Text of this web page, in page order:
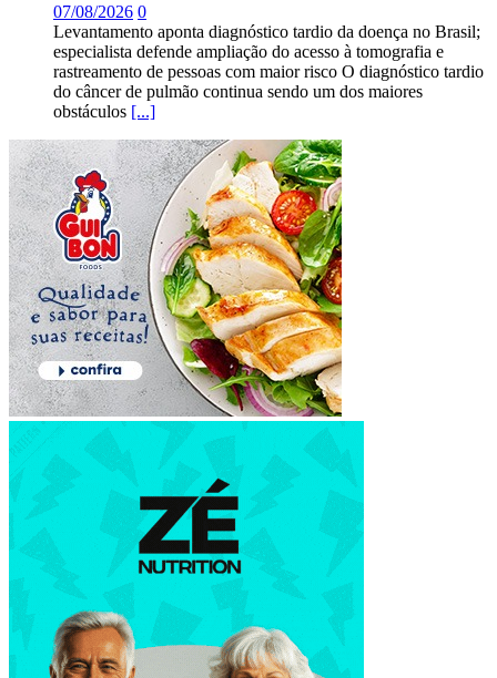
07/08/2026 0
Levantamento aponta diagnóstico tardio da doença no Brasil;
especialista defende ampliação do acesso à tomografia e
rastreamento de pessoas com maior risco O diagnóstico tardio
do câncer de pulmão continua sendo um dos maiores
obstáculos [...]